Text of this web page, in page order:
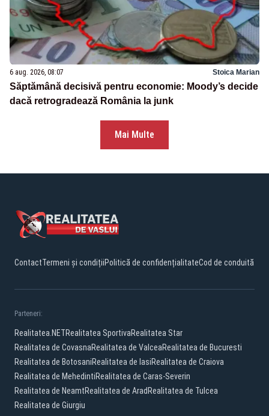
6 aug. 2026, 08:07 Stoica Marian
Săptămână decisivă pentru economie: Moody’s decide
dacă retrogradează România la junk
Mai Multe
ContactTermeni și condițiiPolitică de confidențialitateCod de conduită
Parteneri:
Realitatea.NETRealitatea SportivaRealitatea Star
Realitatea de CovasnaRealitatea de ValceaRealitatea de Bucuresti
Realitatea de BotosaniRealitatea de IasiRealitatea de Craiova
Realitatea de MehedintiRealitatea de Caras-Severin
Realitatea de NeamtRealitatea de Arad Realitatea de Tulcea
Realitatea de Giurgiu